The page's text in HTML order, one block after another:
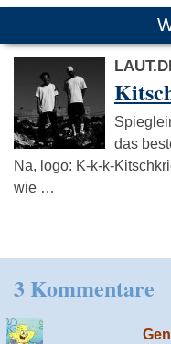
das
Na, logo: K-k-k-
wie …
3 Kommentare